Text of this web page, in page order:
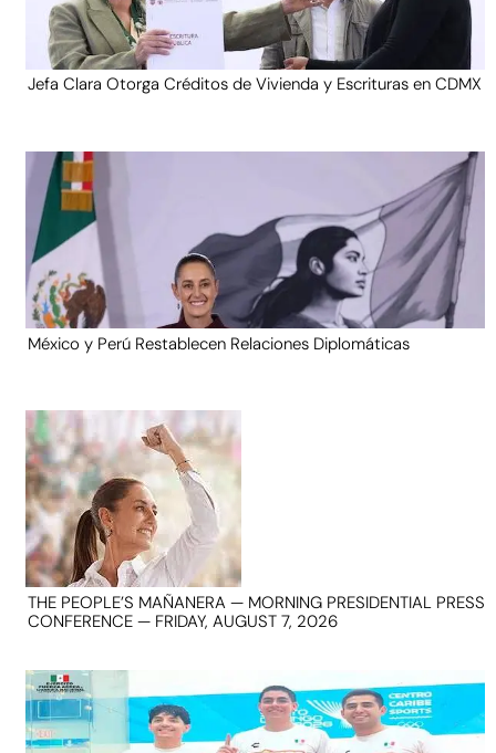
Jefa Clara Otorga Créditos de Vivienda y Escrituras en CDMX
México y Perú Restablecen Relaciones Diplomáticas
THE PEOPLE’S MAÑANERA — MORNING PRESIDENTIAL PRESS
CONFERENCE — FRIDAY, AUGUST 7, 2026